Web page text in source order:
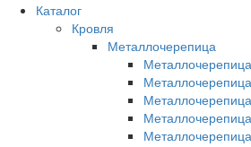
Каталог
Кровля
Металлочерепица